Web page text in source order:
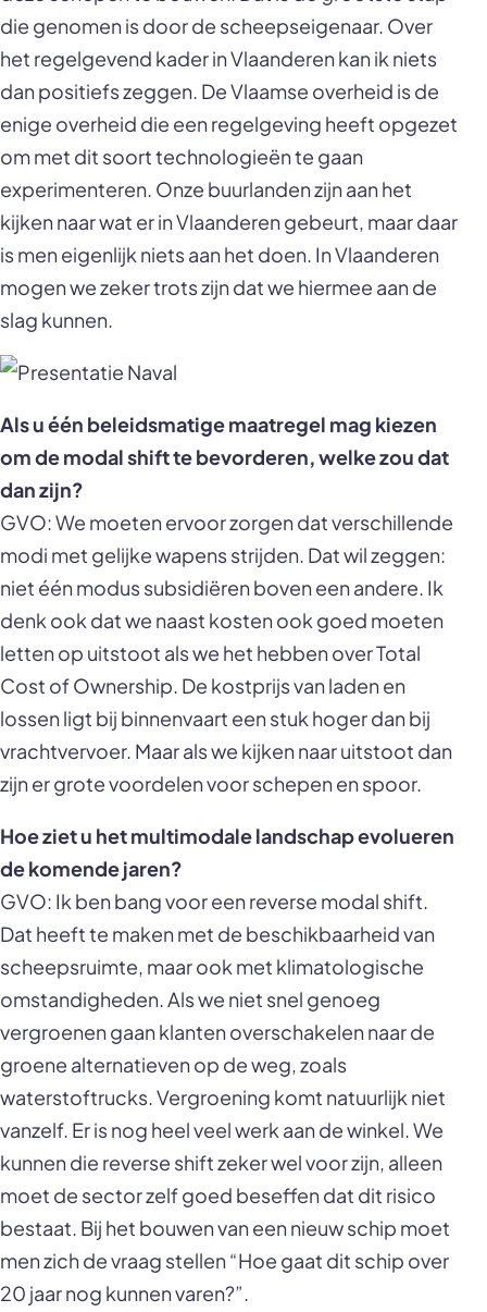
die genomen is door de scheepseigenaar. Over
het regelgevend kader in Vlaanderen kan ik niets
dan positiefs zeggen. De Vlaamse overheid is de
enige overheid die een regelgeving heeft opgezet
om met dit soort technologieën te gaan
experimenteren. Onze buurlanden zijn aan het
kijken naar wat er in Vlaanderen gebeurt, maar daar
is men eigenlijk niets aan het doen. In Vlaanderen
mogen we zeker trots zijn dat we hiermee aan de
slag kunnen.
Als u één beleidsmatige maatregel mag kiezen
om de modal shift te bevorderen, welke zou dat
dan zijn?
GVO: We moeten ervoor zorgen dat verschillende
modi met gelijke wapens strijden. Dat wil zeggen:
niet één modus subsidiëren boven een andere. Ik
denk ook dat we naast kosten ook goed moeten
letten op uitstoot als we het hebben over Total
Cost of Ownership. De kostprijs van laden en
lossen ligt bij binnenvaart een stuk hoger dan bij
vrachtvervoer. Maar als we kijken naar uitstoot dan
zijn er grote voordelen voor schepen en spoor.
Hoe ziet u het multimodale landschap evolueren
de komende jaren?
GVO: Ik ben bang voor een reverse modal shift.
Dat heeft te maken met de beschikbaarheid van
scheepsruimte, maar ook met klimatologische
omstandigheden. Als we niet snel genoeg
vergroenen gaan klanten overschakelen naar de
groene alternatieven op de weg, zoals
waterstoftrucks. Vergroening komt natuurlijk niet
vanzelf. Er is nog heel veel werk aan de winkel. We
kunnen die reverse shift zeker wel voor zijn, alleen
moet de sector zelf goed beseffen dat dit risico
bestaat. Bij het bouwen van een nieuw schip moet
men zich de vraag stellen “Hoe gaat dit schip over
20 jaar nog kunnen varen?”.